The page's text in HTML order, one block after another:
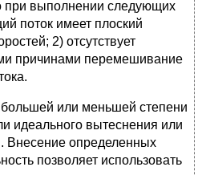
при выполнении следующих
поток имеет плоский
2) отсутствует
причинами перемешивание
или меньшей степени
идеального вытеснения или
Внесение определенных
позволяет использовать